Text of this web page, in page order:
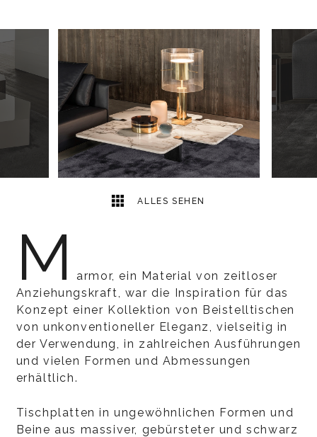
ALLES SEHEN
M
armor, ein Material von zeitloser
Anziehungskraft, war die Inspiration für das
Konzept einer Kollektion von Beistelltischen
von unkonventioneller Eleganz, vielseitig in
der Verwendung, in zahlreichen Ausführungen
und vielen Formen und Abmessungen
erhältlich.
Tischplatten in ungewöhnlichen Formen und
Beine aus massiver, gebürsteter und schwarz